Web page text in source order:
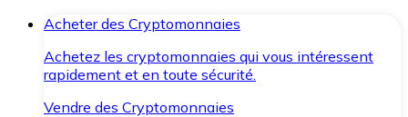
Acheter des Cryptomonnaies
Achetez les cryptomonnaies qui vous intéressent
rapidement et en toute sécurité.
Vendre des Cryptomonnaies